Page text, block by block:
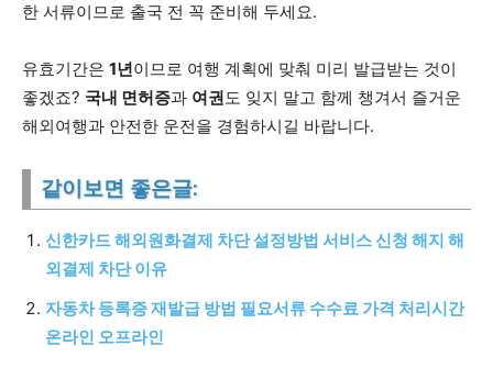
한 서류이므로 출국 전 꼭 준비해 두세요.
유효기간은 1년이므로 여행 계획에 맞춰 미리 발급받는 것이
좋겠죠? 국내 면허증과 여권도 잊지 말고 함께 챙겨서 즐거운
해외여행과 안전한 운전을 경험하시길 바랍니다.
같이보면 좋은글:
신한카드 해외원화결제 차단 설정방법 서비스 신청 해지 해
외결제 차단 이유
자동차 등록증 재발급 방법 필요서류 수수료 가격 처리시간
온라인 오프라인